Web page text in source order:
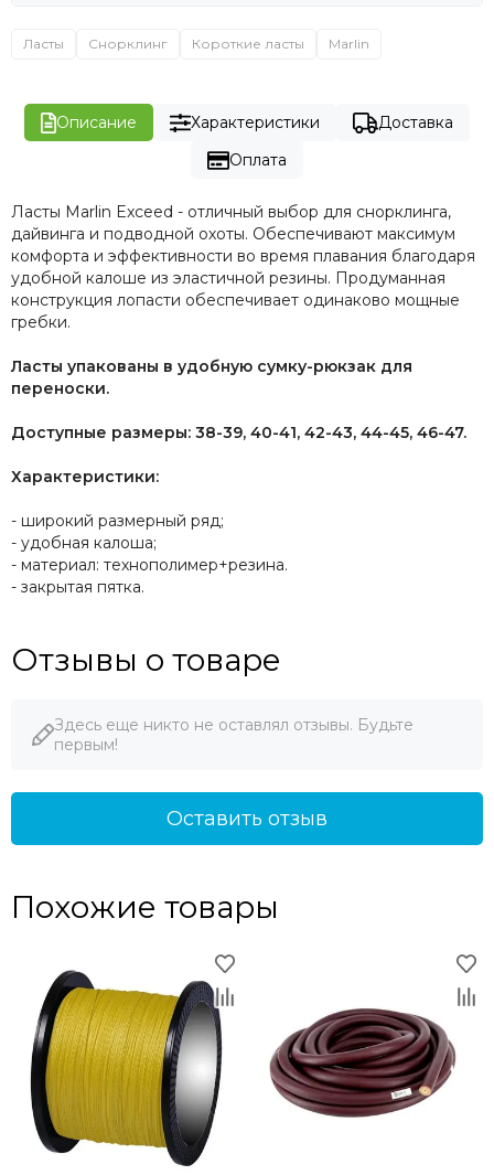
Ласты Снорклинг Короткие ласты Marlin
Описание Характеристики
Доставка
Оплата
Ласты Marlin Exceed - отличный выбор для снорклинга,
дайвинга и подводной охоты. Обеспечивают максимум
комфорта и эффективности во время плавания благодаря
удобной калоше из эластичной резины. Продуманная
конструкция лопасти обеспечивает одинаково мощные
гребки.
Ласты упакованы в удобную сумку-рюкзак для
переноски.
Доступные размеры: 38-39, 40-41, 42-43, 44-45, 46-47.
Характеристики:
- широкий размерный ряд;
- удобная калоша;
- материал: технополимер+резина.
- закрытая пятка.
Отзывы о товаре
Здесь еще никто не оставлял отзывы. Будьте
первым!
Оставить отзыв
Похожие товары